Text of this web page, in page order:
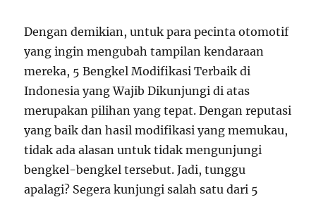
Dengan demikian, untuk para pecinta otomotif
yang ingin mengubah tampilan kendaraan
mereka, 5 Bengkel Modifikasi Terbaik di
Indonesia yang Wajib Dikunjungi di atas
merupakan pilihan yang tepat. Dengan reputasi
yang baik dan hasil modifikasi yang memukau,
tidak ada alasan untuk tidak mengunjungi
bengkel-bengkel tersebut. Jadi, tunggu
apalagi? Segera kunjungi salah satu dari 5